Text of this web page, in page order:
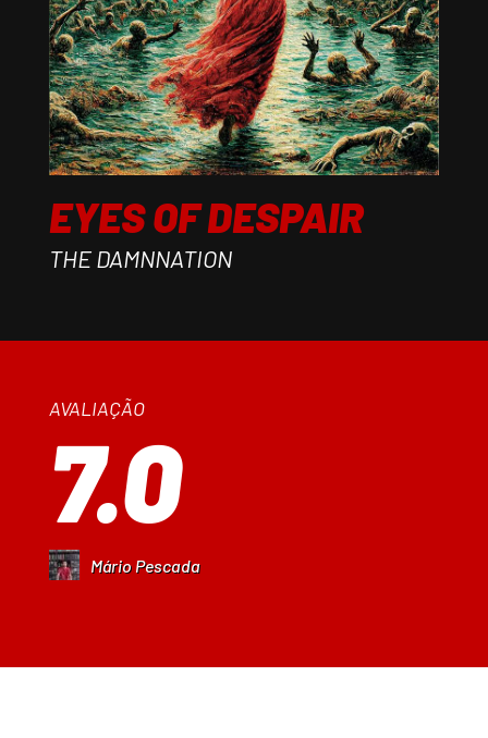
EYES OF DESPAIR
THE DAMNNATION
AVALIAÇÃO
7.0
Mário Pescada